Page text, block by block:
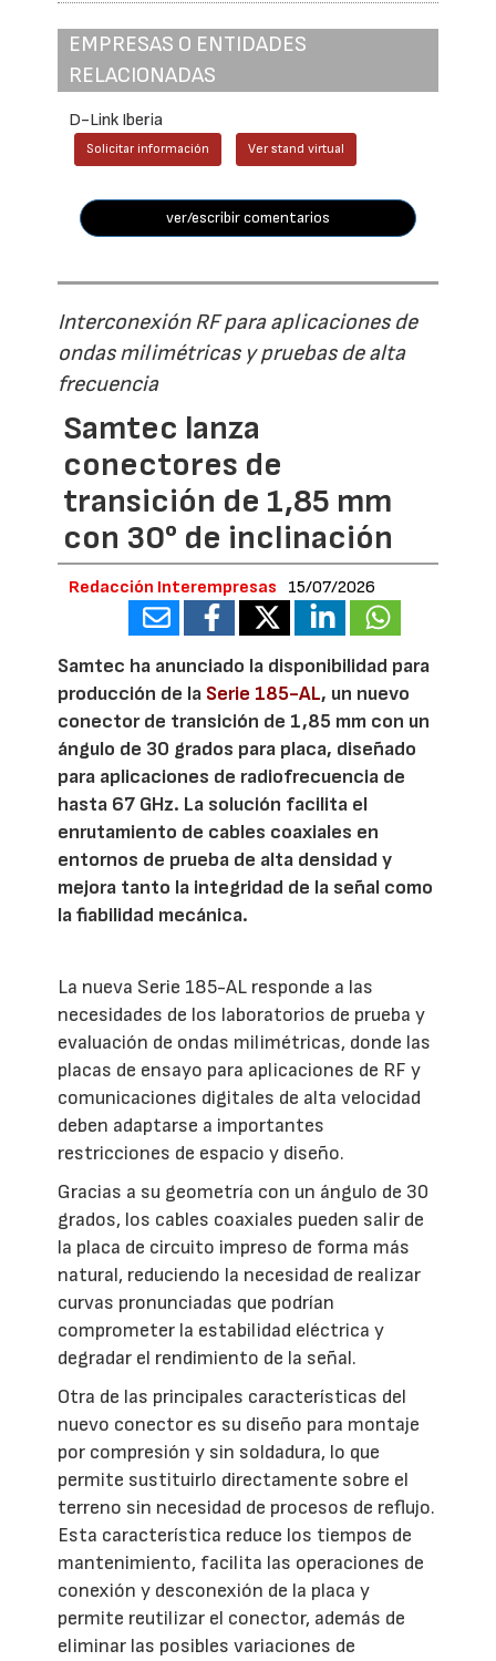
EMPRESAS O ENTIDADES
RELACIONADAS
D-Link Iberia
Solicitar información Ver stand virtual
ver/escribir comentarios
Interconexión RF para aplicaciones de
ondas milimétricas y pruebas de alta
frecuencia
Samtec lanza
conectores de
transición de 1,85 mm
con 30° de inclinación
Redacción Interempresas 15/07/2026
Samtec ha anunciado la disponibilidad para
producción de la Serie 185-AL, un nuevo
conector de transición de 1,85 mm con un
ángulo de 30 grados para placa, diseñado
para aplicaciones de radiofrecuencia de
hasta 67 GHz. La solución facilita el
enrutamiento de cables coaxiales en
entornos de prueba de alta densidad y
mejora tanto la integridad de la señal como
la fiabilidad mecánica.
La nueva Serie 185-AL responde a las
necesidades de los laboratorios de prueba y
evaluación de ondas milimétricas, donde las
placas de ensayo para aplicaciones de RF y
comunicaciones digitales de alta velocidad
deben adaptarse a importantes
restricciones de espacio y diseño.
Gracias a su geometría con un ángulo de 30
grados, los cables coaxiales pueden salir de
la placa de circuito impreso de forma más
natural, reduciendo la necesidad de realizar
curvas pronunciadas que podrían
comprometer la estabilidad eléctrica y
degradar el rendimiento de la señal.
Otra de las principales características del
nuevo conector es su diseño para montaje
por compresión y sin soldadura, lo que
permite sustituirlo directamente sobre el
terreno sin necesidad de procesos de reflujo.
Esta característica reduce los tiempos de
mantenimiento, facilita las operaciones de
conexión y desconexión de la placa y
permite reutilizar el conector, además de
eliminar las posibles variaciones de